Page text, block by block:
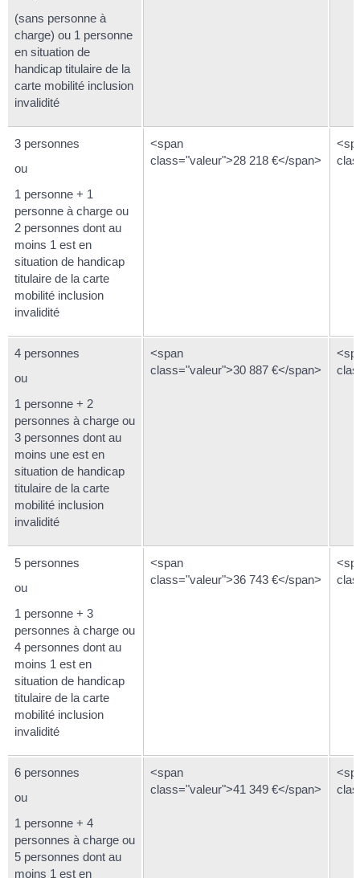
(sans personne à
charge) ou 1 personne
en situation de
handicap titulaire de la
carte mobilité inclusion
invalidité
3 personnes
ou
1 personne + 1
personne à charge ou
2 personnes dont au
moins 1 est en
situation de handicap
titulaire de la carte
mobilité inclusion
invalidité
<span
class="valeur">28 218 €</span>
4 personnes
ou
1 personne + 2
personnes à charge ou
3 personnes dont au
moins une est en
situation de handicap
titulaire de la carte
mobilité inclusion
invalidité
<span
class="valeur">30 887 €</span>
5 personnes
ou
1 personne + 3
personnes à charge ou
4 personnes dont au
moins 1 est en
situation de handicap
titulaire de la carte
mobilité inclusion
invalidité
<span
class="valeur">36 743 €</span>
6 personnes
ou
1 personne + 4
personnes à charge ou
5 personnes dont au
moins 1 est en
<span
class="valeur">41 349 €</span>